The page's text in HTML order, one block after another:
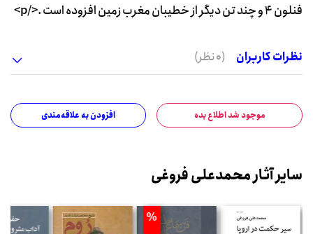
فنلون ۴ و چند تن دیگر از خطیبان مغرب زمین افزوده است .</p>
نظرات کاربران (0 نظر)
موجود شد اطلاع بده افزودن به علاقه‌مندی
سایر آثار محمدعلی فروغی
%